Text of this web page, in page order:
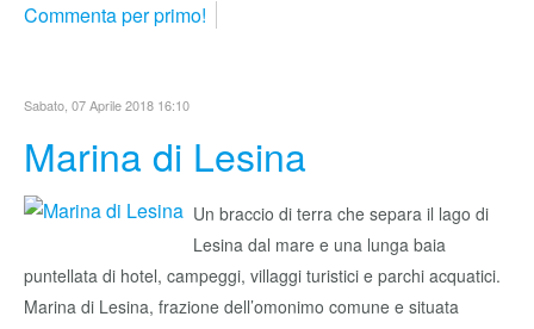
Commenta per primo!
Sabato, 07 Aprile 2018 16:10
Marina di Lesina
Un braccio di terra che separa il lago di
Lesina dal mare e una lunga baia
puntellata di hotel, campeggi, villaggi turistici e parchi acquatici.
Marina di Lesina, frazione dell’omonimo comune e situata